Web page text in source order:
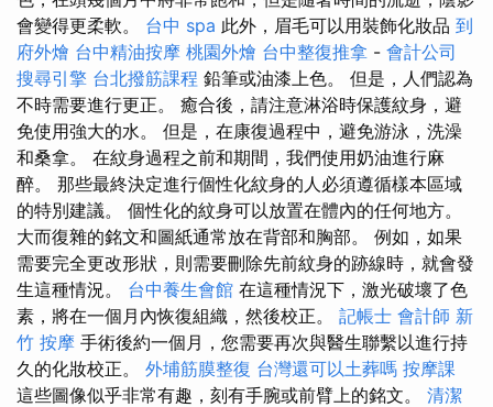
會變得更柔軟。 台中 spa 此外，眉毛可以用裝飾化妝品 到
府外燴 台中精油按摩 桃園外燴 台中整復推拿 - 會計公司
搜尋引擎 台北撥筋課程 鉛筆或油漆上色。 但是，人們認為
不時需要進行更正。 癒合後，請注意淋浴時保護紋身，避
免使用強大的水。 但是，在康復過程中，避免游泳，洗澡
和桑拿。 在紋身過程之前和期間，我們使用奶油進行麻
醉。 那些最終決定進行個性化紋身的人必須遵循樣本區域
的特別建議。 個性化的紋身可以放置在體內的任何地方。
大而復雜的銘文和圖紙通常放在背部和胸部。 例如，如果
需要完全更改形狀，則需要刪除先前紋身的跡線時，就會發
生這種情況。 台中養生會館 在這種情況下，激光破壞了色
素，將在一個月內恢復組織，然後校正。 記帳士 會計師 新
竹 按摩 手術後約一個月，您需要再次與醫生聯繫以進行持
久的化妝校正。 外埔筋膜整復 台灣還可以土葬嗎 按摩課
這些圖像似乎非常有趣，刻有手腕或前臂上的銘文。 清潔